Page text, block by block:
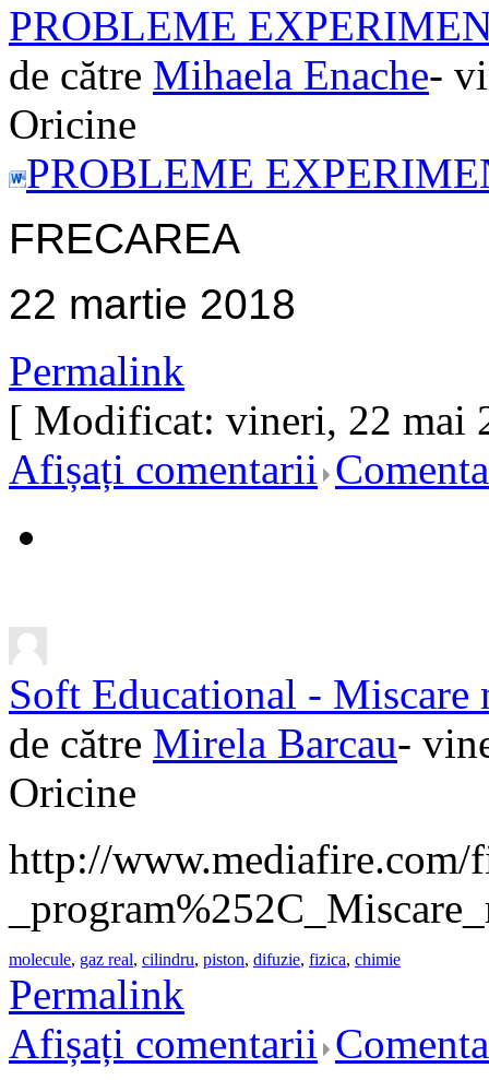
PROBLEME
de către Mihaela Enache-
Oricine
PROBLEME
FRECAREA
22 martie 2018
Permalink
[ Modificat: vineri, 22 mai
Afișați comentarii
Soft Educational - Miscare
de către Mirela Barcau-
Oricine
http://
molecule, gaz real, cilindru, piston, difuzie, fizica, chimie
Permalink
Afișați comentarii